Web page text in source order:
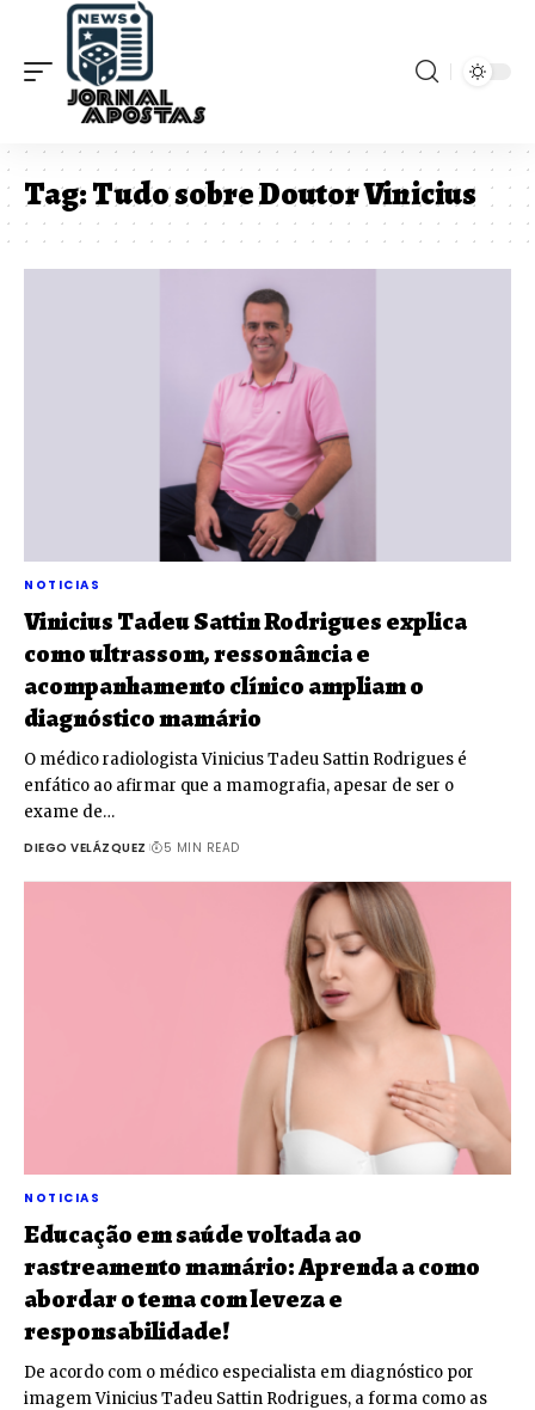
Tag:Tudo sobre Doutor Vinicius
NOTICIAS
Vinicius Tadeu Sattin Rodrigues explica
como ultrassom, ressonância e
acompanhamento clínico ampliam o
diagnóstico mamário
O médico radiologista Vinicius Tadeu Sattin Rodrigues é
enfático ao afirmar que a mamografia, apesar de ser o
exame de…
DIEGO VELÁZQUEZ 5 MIN READ
NOTICIAS
Educação em saúde voltada ao
rastreamento mamário: Aprenda a como
abordar o tema com leveza e
responsabilidade!
De acordo com o médico especialista em diagnóstico por
imagem Vinicius Tadeu Sattin Rodrigues, a forma como as